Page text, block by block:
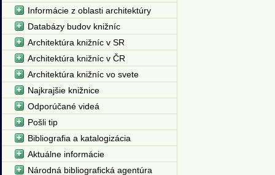
Informácie z oblasti architektúry
Databázy budov knižníc
Architektúra knižníc v SR
Architektúra knižníc v ČR
Architektúra knižníc vo svete
Najkrajšie knižnice
Odporúčané videá
Pošli tip
Bibliografia a katalogizácia
Aktuálne informácie
Národná bibliografická agentúra